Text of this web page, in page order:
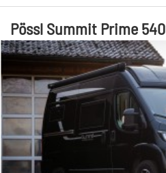
Pössl Summit Prime 540